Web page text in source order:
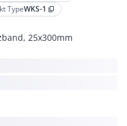
TypeWKS-1 content_copy
25x300mm